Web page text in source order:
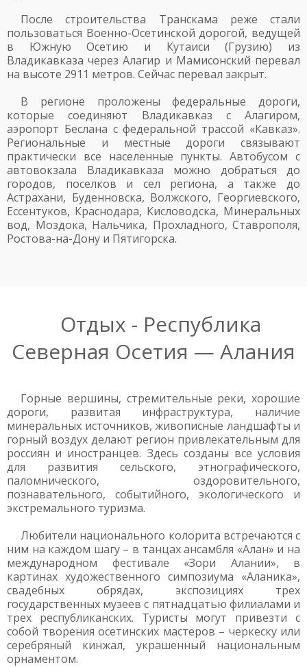
После строительства Транскама реже стали
пользоваться Военно-Осетинской дорогой, ведущей
в Южную Осетию и Кутаиси (Грузию) из
Владикавказа через Алагир и Мамисонский перевал
на высоте 2911 метров. Сейчас перевал закрыт.
В регионе проложены федеральные дороги,
которые соединяют Владикавказ с Алагиром,
аэропорт Беслана с федеральной трассой «Кавказ».
Региональные и местные дороги связывают
практически все населенные пункты. Автобусом с
автовокзала Владикавказа можно добраться до
городов, поселков и сел региона, а также до
Астрахани, Буденновска, Волжского, Георгиевского,
Ессентуков, Краснодара, Кисловодска, Минеральных
вод, Моздока, Нальчика, Прохладного, Ставрополя,
Ростова-на-Дону и Пятигорска.
Отдых - Республика
Северная Осетия — Алания
Горные вершины, стремительные реки, хорошие
дороги, развитая инфраструктура, наличие
минеральных источников, живописные ландшафты и
горный воздух делают регион привлекательным для
россиян и иностранцев. Здесь созданы все условия
для развития сельского, этнографического,
паломнического, оздоровительного,
познавательного, событийного, экологического и
экстремального туризма.
Любители национального колорита встречаются с
ним на каждом шагу – в танцах ансамбля «Алан» и на
международном фестивале «Зори Алании», в
картинах художественного симпозиума «Аланика»,
свадебных обрядах, экспозициях трех
государственных музеев с пятнадцатью филиалами и
трех республиканских. Туристы могут привезти с
собой творения осетинских мастеров – черкеску или
серебряный кинжал, украшенный национальным
орнаментом.